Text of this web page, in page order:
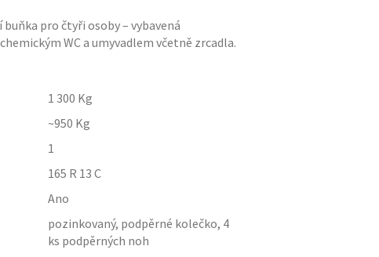
pro čtyři osoby – vybavená
WC a umyvadlem včetně zrcadla.
1 300 Kg
~950 Kg
1
165 R 13 C
Ano
pozinkovaný, podpěrné kolečko, 4
ks podpěrných noh